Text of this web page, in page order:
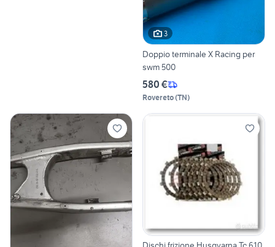
3
Doppio terminale X Racing per
swm 500
580 €
Rovereto(TN)